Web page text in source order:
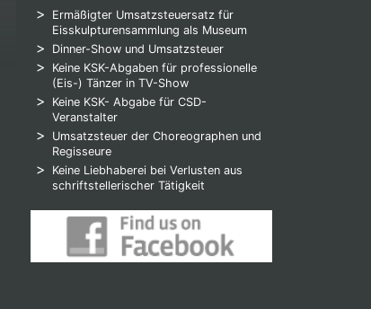
Ermäßigter Umsatzsteuersatz für
Eisskulpturensammlung als Museum
Dinner-Show und Umsatzsteuer
Keine KSK-Abgaben für professionelle
(Eis-) Tänzer in TV-Show
Keine KSK- Abgabe für CSD-
Veranstalter
Umsatzsteuer der Choreographen und
Regisseure
Keine Liebhaberei bei Verlusten aus
schriftstellerischer Tätigkeit